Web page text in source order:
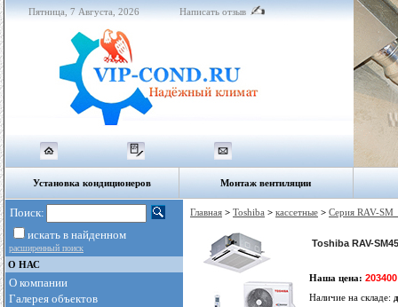
Пятница, 7 Августа, 2026 Написать отзыв
Установка кондиционеров Монтаж вентиляции
Поиск:
искать в найденном
расширенный поиск
О НАС
О компании
Галерея объектов
Главная > Toshiba > кассетные > Серия RAV-
Toshiba RAV-
Наша цена:
Наличие на складе: